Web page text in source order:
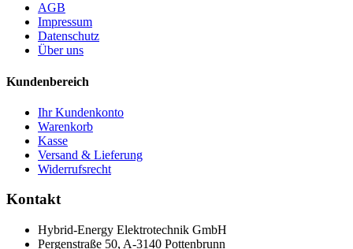
AGB
Impressum
Datenschutz
Über uns
Kundenbereich
Ihr Kundenkonto
Warenkorb
Kasse
Versand & Lieferung
Widerrufsrecht
Kontakt
Hybrid-Energy Elektrotechnik GmbH
Pergenstraße 50, A-3140 Pottenbrunn